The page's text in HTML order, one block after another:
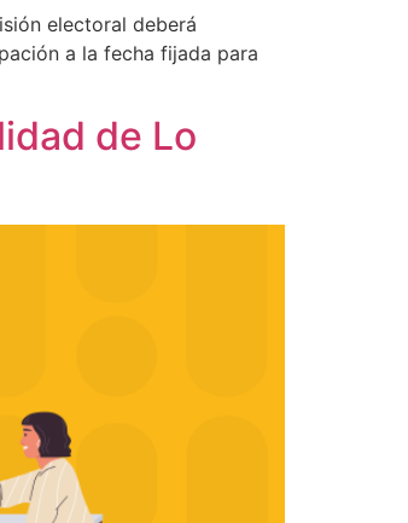
electoral deberá
a la fecha fijada para
de Lo